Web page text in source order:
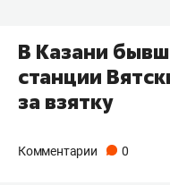
В Казани
станции
за взятку
Комментарии 0